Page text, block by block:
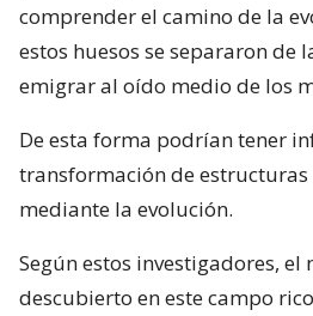
comprender el camino de la
estos huesos se separaron de
emigrar al oído medio de los
De esta forma podrían tener
transformación de
mediante la evolución.
Según estos investigadores,
descubierto en este campo